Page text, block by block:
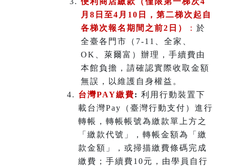
月8日至4月10日，第二梯次起自
各梯次報名期間之前2日）
： 於
全臺各門市（7-11、全家、
OK、萊爾富）辦理 ， 手續費由
本館負擔，請確認實際收取金額
無誤，以維護自身權益。
台灣PAY繳費: 利用行動裝置下
載台灣Pay（臺灣行動支付）進行
轉帳，轉帳帳號為繳款單上方之
「繳款代號」，轉帳金額為「繳
款金額」，或掃描繳費條碼完成
繳費；手續費10元，由學員自行